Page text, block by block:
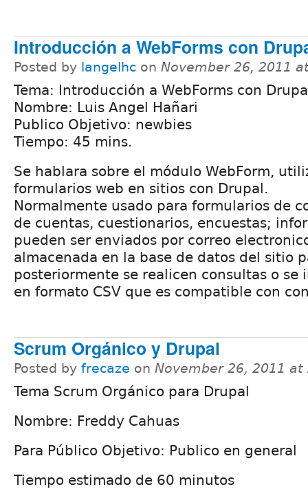
Introducción a WebForms con
Posted by langelhc on November 26, 2011
Tema: Introducción a WebForms con
Nombre: Luis Angel Hañari
Publico Objetivo: newbies
Tiempo: 45 mins.
Se hablara sobre el módulo WebForm,
formularios web en sitios con Drupal.
Normalmente usado para formularios de
de cuentas, cuestionarios, encuestas;
pueden ser enviados por correo
almacenada en la base de datos del sitio
posteriormente se realicen consultas o se
en formato CSV que es compatible con
Scrum Orgánico y Drupal
Posted by frecaze on November 26, 2011 at
Tema Scrum Orgánico para Drupal
Nombre: Freddy Cahuas
Para Público Objetivo: Publico en general
Tiempo estimado de 60 minutos